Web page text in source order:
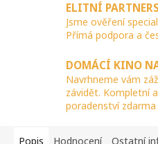
ELITNÍ
Jsme ověření
Přímá podpora a
DOMÁCÍ KINO
Navrhneme vám
závidět. Kompletní
poradenství zdarma
Popis Hodnocení Ostatní